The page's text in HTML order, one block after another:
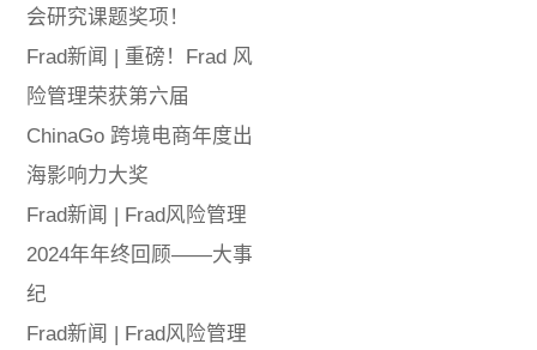
会研究课题奖项！
Frad新闻 | 重磅！Frad 风
险管理荣获第六届
ChinaGo 跨境电商年度出
海影响力大奖
Frad新闻 | Frad风险管理
2024年年终回顾——大事
纪
Frad新闻 | Frad风险管理